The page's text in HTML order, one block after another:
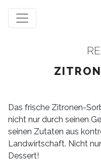
Das frische Zitronen-
nicht nur durch seinen
seinen Zutaten aus
Landwirtschaft. Nicht
Dessert!